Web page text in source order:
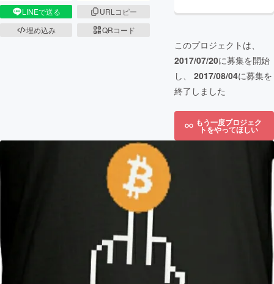
LINEで送る
URLコピー
埋め込み
QRコード
このプロジェクトは、
2017/07/20に募集を開始
し、 2017/08/04に募集を
終了しました
もう一度プロジェク
トをやってほしい